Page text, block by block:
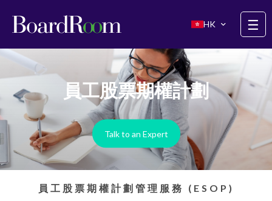
HK
☰
員工股票期權計劃
Talk to an Expert
員工股票期權計劃管理服務 (ESOP)